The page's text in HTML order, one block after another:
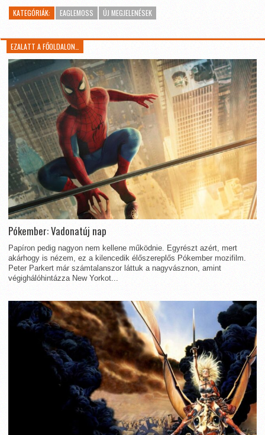
KATEGÓRIÁK: EAGLEMOSS ÚJ MEGJELENÉSEK
EZALATT A FŐOLDALON…
Pókember: Vadonatúj nap
Papíron pedig nagyon nem kellene működnie. Egyrészt azért, mert
akárhogy is nézem, ez a kilencedik élőszereplős Pókember mozifilm.
Peter Parkert már számtalanszor láttuk a nagyvásznon, amint
végighálóhintázza New Yorkot...